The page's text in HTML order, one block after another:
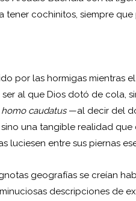
cochinitos, siempre que
por las hormigas mientras
al que Dios dotó de cola,
homo caudatus—al decir del
una tangible realidad que
luciesen entre sus piernas
geografías se creían
descripciones de